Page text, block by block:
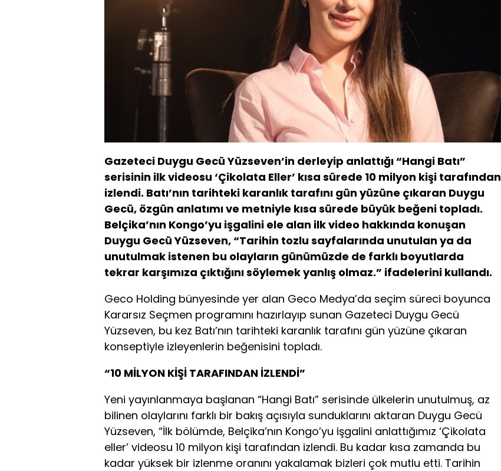
Gazeteci Duygu Gecü Yüzseven’in derleyip anlattığı “Hangi Batı”
serisinin ilk videosu ‘Çikolata Eller’ kısa sürede 10 milyon kişi tarafından
izlendi. Batı’nın tarihteki karanlık tarafını gün yüzüne çıkaran Duygu
Gecü, özgün anlatımı ve metniyle kısa sürede büyük beğeni topladı.
Belçika’nın Kongo’yu işgalini ele alan ilk video hakkında konuşan
Duygu Gecü Yüzseven, “Tarihin tozlu sayfalarında unutulan ya da
unutulmak istenen bu olayların günümüzde de farklı boyutlarda
tekrar karşımıza çıktığını söylemek yanlış olmaz.” ifadelerini kullandı.
Geco Holding bünyesinde yer alan Geco Medya’da seçim süreci boyunca
Kararsız Seçmen programını hazırlayıp sunan Gazeteci Duygu Gecü
Yüzseven, bu kez Batı’nın tarihteki karanlık tarafını gün yüzüne çıkaran
konseptiyle izleyenlerin beğenisini topladı.
“10 MİLYON KİŞİ TARAFINDAN İZLENDİ”
Yeni yayınlanmaya başlanan “Hangi Batı” serisinde ülkelerin unutulmuş, az
bilinen olaylarını farklı bir bakış açısıyla sunduklarını aktaran Duygu Gecü
Yüzseven, “İlk bölümde, Belçika’nın Kongo’yu işgalini anlattığımız ‘Çikolata
eller’ videosu 10 milyon kişi tarafından izlendi. Bu kadar kısa zamanda bu
kadar yüksek bir izlenme oranını yakalamak bizleri çok mutlu etti. Tarihin